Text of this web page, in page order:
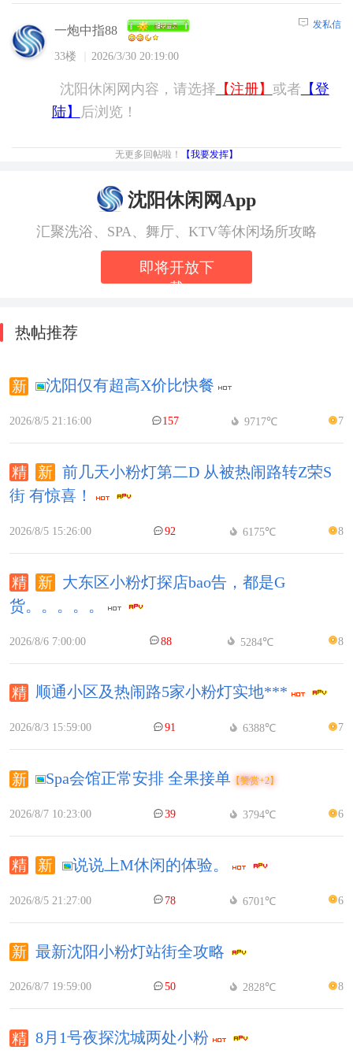
一炮中指88
33楼 2026/3/30 20:19:00
发私信
沈阳休闲网内容，请选择 【注册】 或者 【登
陆】
后浏览！
无更多回帖啦！ 【我要发挥】
沈阳休闲网App
汇聚洗浴、SPA、舞厅、KTV等休闲场所攻略
即将开放下
载
热帖推荐
沈阳仅有超高X价比快餐
2026/8/5 21:16:00 157 9717℃ 7
前几天小粉灯第二D 从被热闹路转Z荣S
街 有惊喜！
2026/8/5 15:26:00 92 6175℃ 8
大东区小粉灯探店bao告，都是G
货。。。。。
2026/8/6 7:00:00 88 5284℃ 8
顺通小区及热闹路5家小粉灯实地***
2026/8/3 15:59:00 91 6388℃ 7
Spa会馆正常安排 全果接单 【赞赏+2】
2026/8/7 10:23:00 39 3794℃ 6
说说上M休闲的体验。
2026/8/5 21:27:00 78 6701℃ 6
最新沈阳小粉灯站街全攻略
2026/8/7 19:59:00 50 2828℃ 8
8月1号夜探沈城两处小粉